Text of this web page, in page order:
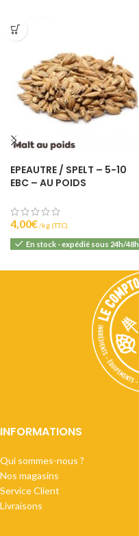
EPEAUTRE / SPELT – 5-10
EBC – AU POIDS
4,00€ (T.T.C).
En stock - expédié sous 24h/48h
INFORMATIONS
Qui sommes-nous ?
Nos magasins
Service Client
Livraisons